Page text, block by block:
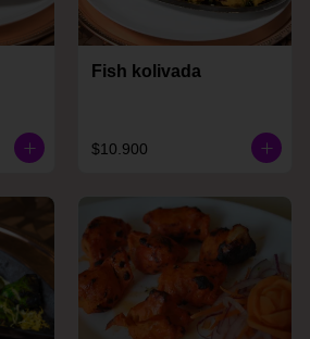
Fish kolivada
$10.900